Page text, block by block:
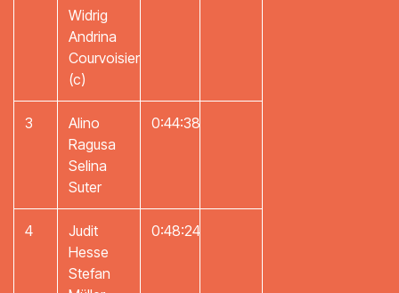
Widrig
Andrina
Courvoisier
(c)
3
Alino
Ragusa
Selina
Suter
0:44:38
4
Judit
Hesse
Stefan
0:48:24